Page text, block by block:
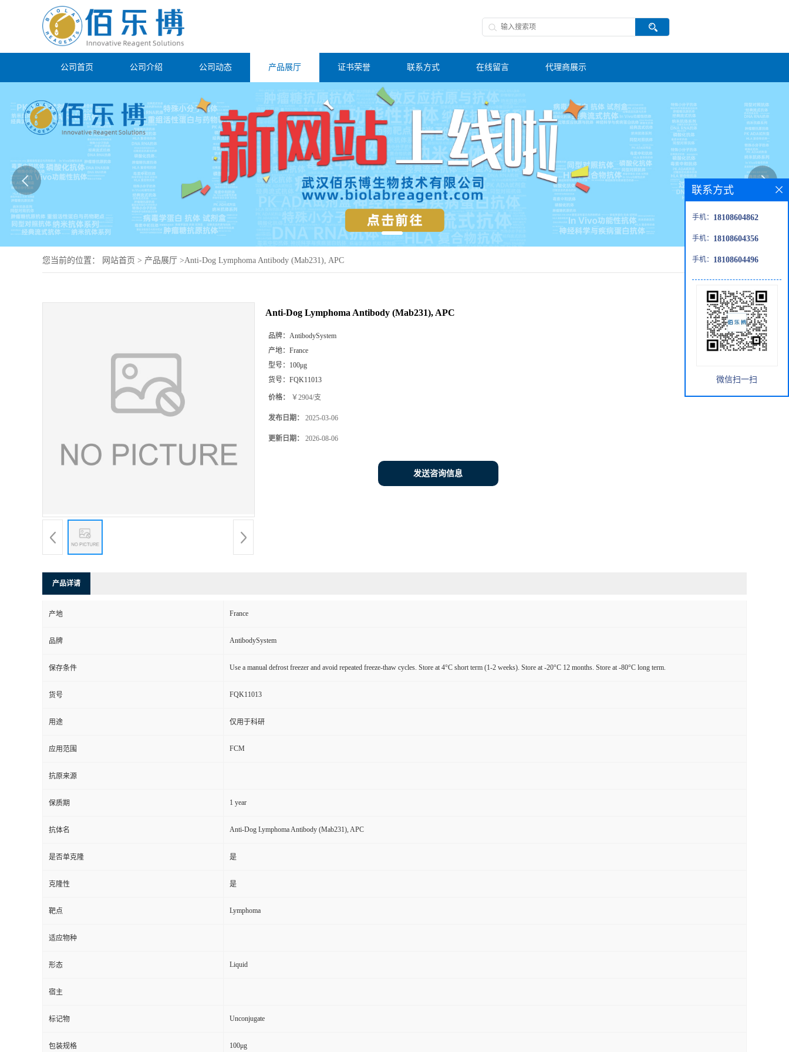
公司首页 公司介绍 公司动态 产品展厅 证书荣誉 联系方式 在线留言 代理商展示
您当前的位置： 网站首页 > 产品展厅 >Anti-Dog Lymphoma Antibody (Mab231), APC
Anti-Dog Lymphoma Antibody (Mab231), APC
品牌： AntibodySystem
产地： France
型号： 100μg
货号： FQK11013
价格： ￥2904/支
发布日期： 2025-03-06
更新日期： 2026-08-06
发送咨询信息
产品详请
产地 France
品牌 AntibodySystem
保存条件 Use a manual defrost freezer and avoid repeated freeze-thaw cycles. Store at 4°C short term (1-2 weeks). Store at -20°C 12 months. Store at -80°C long term.
货号 FQK11013
用途 仅用于科研
应用范围 FCM
抗原来源
保质期 1 year
抗体名 Anti-Dog Lymphoma Antibody (Mab231), APC
是否单克隆 是
克隆性 是
靶点 Lymphoma
适应物种
形态 Liquid
宿主
标记物 Unconjugate
包装规格 100μg
联系方式
手机： 18108604862
手机： 18108604356
手机： 18108604496
微信扫一扫